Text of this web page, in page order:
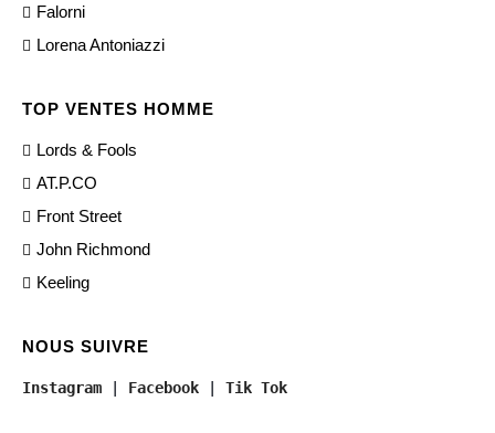
Falorni
Lorena Antoniazzi
TOP VENTES HOMME
Lords & Fools
AT.P.CO
Front Street
John Richmond
Keeling
NOUS SUIVRE
Instagram Facebook Tik Tok